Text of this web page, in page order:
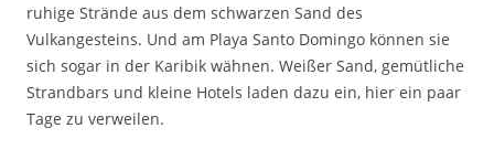
ruhige Strände aus dem schwarzen Sand des
Vulkangesteins. Und am Playa Santo Domingo können sie
sich sogar in der Karibik wähnen. Weißer Sand, gemütliche
Strandbars und kleine Hotels laden dazu ein, hier ein paar
Tage zu verweilen.